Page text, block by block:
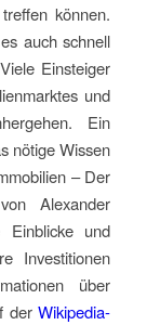
können.
auch schnell
Einsteiger
und
Ein
nötige Wissen
– Der
Alexander
Einblicke und
Investitionen
über
derWikipedia-